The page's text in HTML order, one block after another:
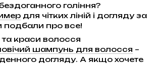
гоління?
для чітких ліній і догляду за
про все!
краси волосся
шампунь для волосся –
догляду. А якщо хочете